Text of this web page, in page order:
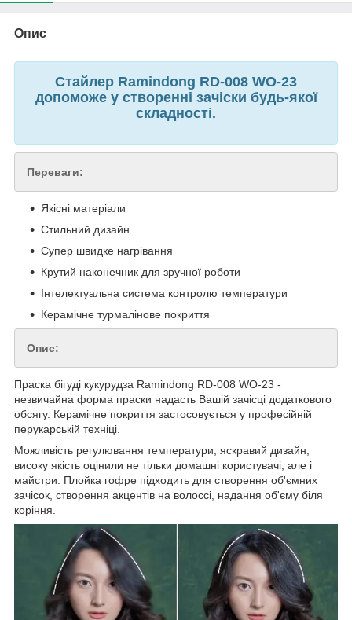
Опис
Стайлер Ramindong RD-008 WO-23
допоможе у створенні зачіски будь-якої
складності.
Переваги:
Якісні матеріали
Стильний дизайн
Супер швидке нагрівання
Крутий наконечник для зручної роботи
Інтелектуальна система контролю температури
Керамічне турмалінове покриття
Опис:
Праска бігуді кукурудза Ramindong RD-008 WO-23 -
незвичайна форма праски надасть Вашій зачісці додаткового
обсягу. Керамічне покриття застосовується у професійній
перукарській техніці.
Можливість регулювання температури, яскравий дизайн,
високу якість оцінили не тільки домашні користувачі, але і
майстри. Плойка гофре підходить для створення об'ємних
зачісок, створення акцентів на волоссі, надання об'єму біля
коріння.